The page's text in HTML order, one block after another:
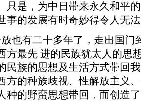
只是，为中日带来永久和平
事的发展有时奇妙得令人无
也有二十多年了，走出国门
方最先 进的民族犹太人的思
民族的思想及生活方式带回
方的种族歧视、性解放主义
种的野蛮思想带回，而创造